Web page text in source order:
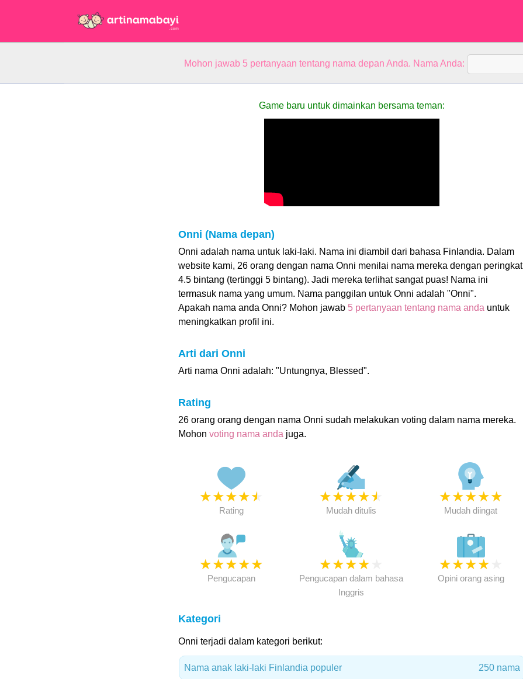
Mohon jawab 5 pertanyaan tentang nama depan Anda. Nama Anda:
Game baru untuk dimainkan bersama teman:
Onni (Nama depan)
Onni adalah nama untuk laki-laki. Nama ini diambil dari bahasa Finlandia. Dalam
website kami, 26 orang dengan nama Onni menilai nama mereka dengan peringkat
4.5 bintang (tertinggi 5 bintang). Jadi mereka terlihat sangat puas! Nama ini
termasuk nama yang umum. Nama panggilan untuk Onni adalah "Onni".
Apakah nama anda Onni? Mohon jawab 5 pertanyaan tentang nama anda untuk
meningkatkan profil ini.
Arti dari Onni
Arti nama Onni adalah: "Untungnya, Blessed".
Rating
26 orang orang dengan nama Onni sudah melakukan voting dalam nama mereka.
Mohon voting nama anda juga.
★★★★★
Rating
★★★★★
Mudah ditulis
★★★★★
Mudah diingat
★★★★★
Pengucapan
★★★★
Pengucapan dalam bahasa
Inggris
★★★★
Opini orang asing
Kategori
Onni terjadi dalam kategori berikut:
Nama anak laki-laki Finlandia populer 250 nama